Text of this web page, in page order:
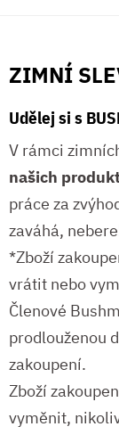
ZIMNÍ
Udělej si s
V rámci
našich
práce za
zaváhá,
*Zboží
vrátit nebo
Členové
prodlouženou
zakoupení.
Zboží
vyměnit,